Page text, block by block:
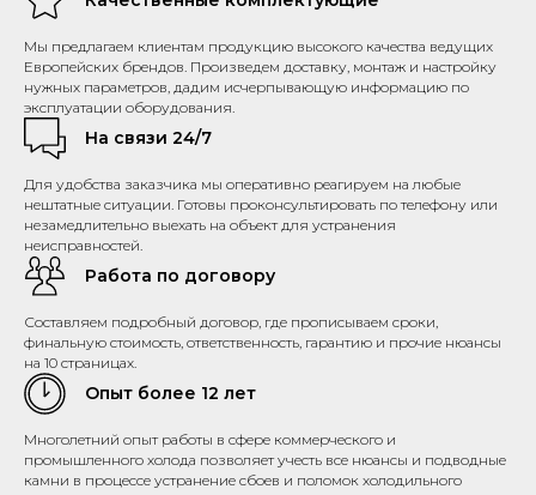
Мы предлагаем клиентам продукцию высокого качества ведущих
Европейских брендов. Произведем доставку, монтаж и настройку
нужных параметров, дадим исчерпывающую информацию по
эксплуатации оборудования.
На связи 24/7
Для удобства заказчика мы оперативно реагируем на любые
нештатные ситуации. Готовы проконсультировать по телефону или
незамедлительно выехать на объект для устранения
неисправностей.
Работа по договору
Составляем подробный договор, где прописываем сроки,
финальную стоимость, ответственность, гарантию и прочие нюансы
на 10 страницах.
Опыт более 12 лет
Многолетний опыт работы в сфере коммерческого и
промышленного холода позволяет учесть все нюансы и подводные
камни в процессе устранение сбоев и поломок холодильного